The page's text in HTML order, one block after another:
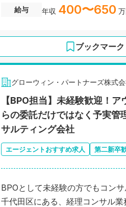
給与 年収 400〜650
ブックマーク
グローウィン・パートナーズ株式
【BPO担当】未経験歓迎！
らの委託だけではなく予実
サルティング会社
エージェントおすすめ求人 第二新卒
BPOとして未経験の方でもコン
千代田区にある、経理コンサル